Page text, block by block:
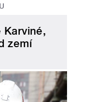
Karviné,
zemí